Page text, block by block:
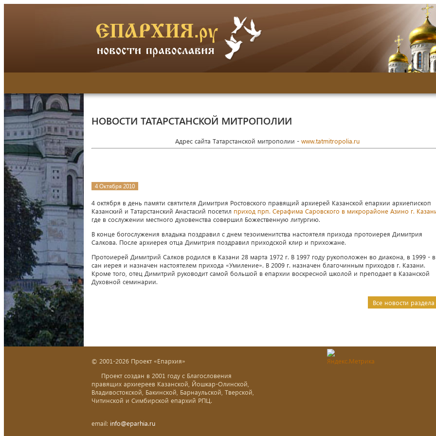
НОВОСТИ ТАТАРСТАНСКОЙ МИТРОПОЛИИ
Адрес сайта Татарстанской митрополии - www.tatmitropolia.ru
4 Октября 2010
4 октября в день памяти святителя Димитрия Ростовского правящий архиерей Казанской епархии архиепископ
Казанский и Татарстанский Анастасий посетил приход прп. Серафима Саровского в микрорайоне Азино г.
где в сослужении местного духовенства совершил Божественную литургию.
В конце богослужения владыка поздравил с днем тезоименитства настоятеля прихода протоиерея Димитрия
Салкова. После архиерея отца Димитрия поздравил приходской клир и прихожане.
Протоиерей Димитрий Салков родился в Казани 28 марта 1972 г. В 1997 году рукоположен во диакона, в 1999 - в
сан иерея и назначен настоятелем прихода «Умиление». В 2009 г. назначен благочинным приходов г. Казани.
Кроме того, отец Димитрий руководит самой большой в епархии воскресной школой и преподает в Казанской
Духовной семинарии.
Все новости
© 2001-2026 Проект «Епархия»
Проект создан в 2001 году с Благословения
правящих архиереев Казанской, Йошкар-Олинской,
Владивостокской, Бакинской, Барнаульской, Тверской,
Читинской и Симбирской епархий РПЦ.
email: info@eparhia.ru